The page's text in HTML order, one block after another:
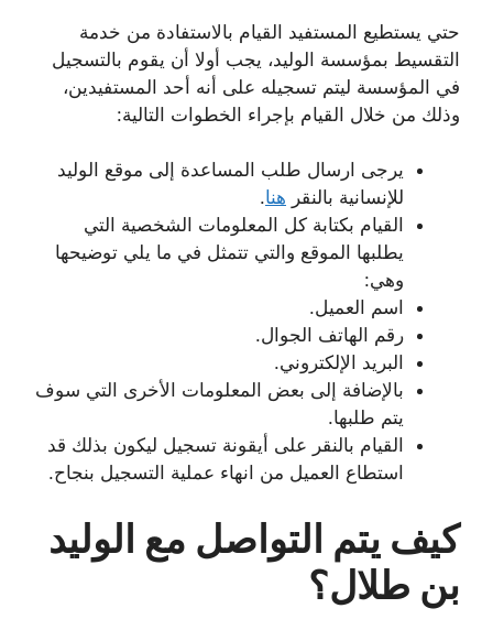
حتي يستطيع المستفيد القيام بالاستفادة من خدمة
التقسيط بمؤسسة الوليد، يجب أولا أن يقوم بالتسجيل
في المؤسسة ليتم تسجيله على أنه أحد المستفيدين،
وذلك من خلال القيام بإجراء الخطوات التالية:
يرجى ارسال طلب المساعدة إلى موقع الوليد
للإنسانية بالنقر هنا.
القيام بكتابة كل المعلومات الشخصية التي
يطلبها الموقع والتي تتمثل في ما يلي توضيحها
وهي:
اسم العميل.
رقم الهاتف الجوال.
البريد الإلكتروني.
بالإضافة إلى بعض المعلومات الأخرى التي سوف
يتم طلبها.
القيام بالنقر على أيقونة تسجيل ليكون بذلك قد
استطاع العميل من انهاء عملية التسجيل بنجاح.
كيف يتم التواصل مع الوليد
بن طلال؟